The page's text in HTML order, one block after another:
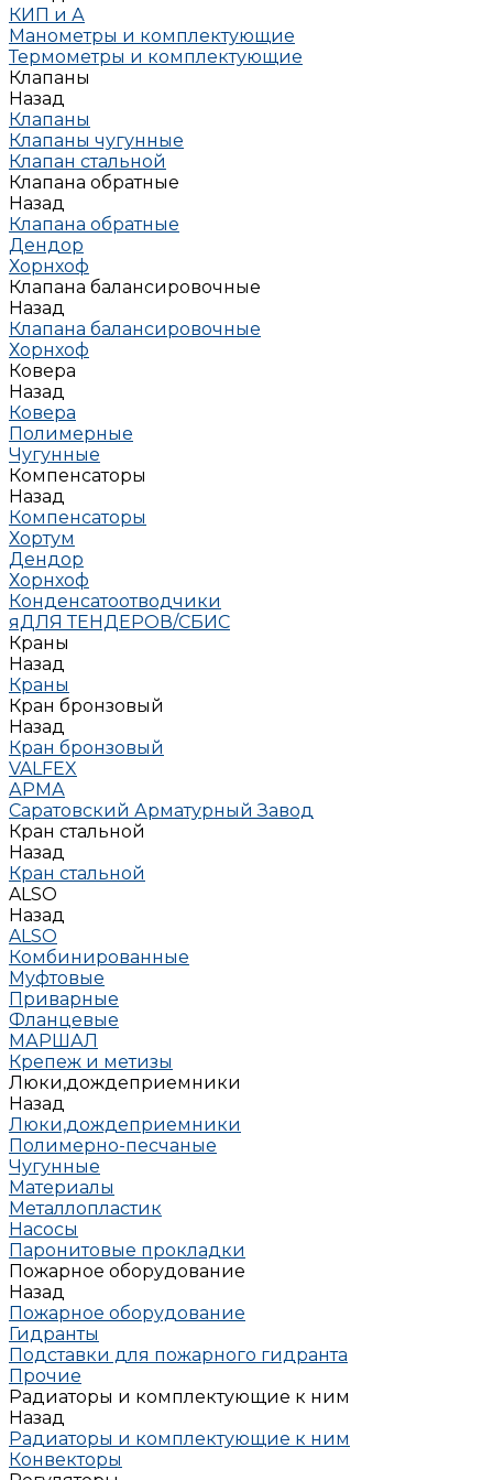
КИП и А
Манометры и комплектующие
Термометры и комплектующие
Клапаны
Назад
Клапаны
Клапаны чугунные
Клапан стальной
Клапана обратные
Назад
Клапана обратные
Дендор
Хорнхоф
Клапана балансировочные
Назад
Клапана балансировочные
Хорнхоф
Ковера
Назад
Ковера
Полимерные
Чугунные
Компенсаторы
Назад
Компенсаторы
Хортум
Дендор
Хорнхоф
Конденсатоотводчики
яДЛЯ ТЕНДЕРОВ/СБИС
Краны
Назад
Краны
Кран бронзовый
Назад
Кран бронзовый
VALFEX
АРМА
Саратовский Арматурный Завод
Кран стальной
Назад
Кран стальной
ALSO
Назад
ALSO
Комбинированные
Муфтовые
Приварные
Фланцевые
МАРШАЛ
Крепеж и метизы
Люки,дождеприемники
Назад
Люки,дождеприемники
Полимерно-песчаные
Чугунные
Материалы
Металлопластик
Насосы
Паронитовые прокладки
Пожарное оборудование
Назад
Пожарное оборудование
Гидранты
Подставки для пожарного гидранта
Прочие
Радиаторы и комплектующие к ним
Назад
Радиаторы и комплектующие к ним
Конвекторы